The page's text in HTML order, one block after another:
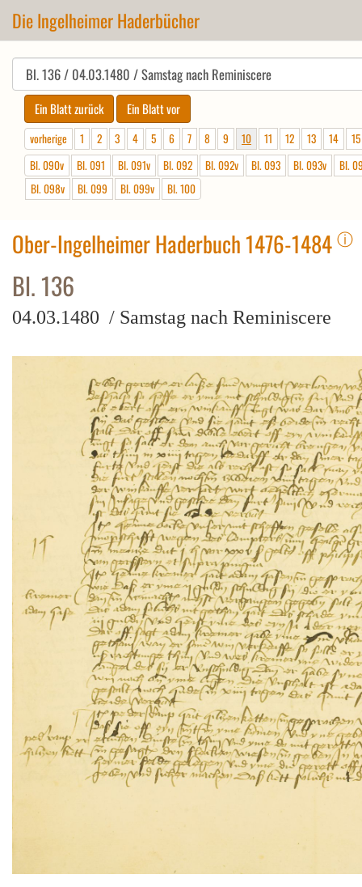
Die Ingelheimer Haderbücher
vorherige 1 2 3 4 5 6 7 8 9 10 11 12 13 14
15
Bl. 090v
Bl. 091 Bl. 091v Bl. 092 Bl. 092v Bl. 093 Bl. 093v
Bl.
Bl. 098v
Bl. 099 Bl. 099v Bl. 100
Ober-Ingelheimer Haderbuch 1476-1484 ⓘ
Bl. 136
04.03.1480 / Samstag nach Reminiscere